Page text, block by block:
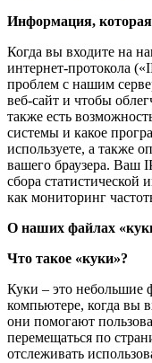
Информация, которая
Когда вы входите на
интернет-протокола
проблем с нашим
веб-сайт и чтобы
также есть
системы и какое
используете, а также
вашего браузера. Ваш
сбора статистической
как мониторинг
О наших файлах
Что такое «куки»?
Куки – это небольшие
компьютере, когда вы
они помогают
перемещаться по
отслеживать